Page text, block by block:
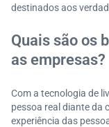
destinados aos
Quais são os
as empresas?
Com a tecnologia de
pessoa real diante da
experiência das